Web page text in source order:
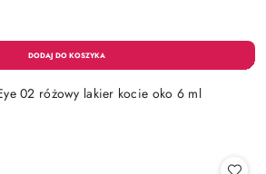
02 różowy lakier kocie oko 6 ml